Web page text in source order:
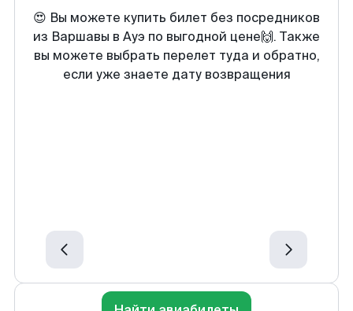
😍 Вы можете купить билет без посредников
из Варшавы в Ауэ по выгодной цене🙌. Также
вы можете выбрать перелет туда и обратно,
если уже знаете дату возвращения